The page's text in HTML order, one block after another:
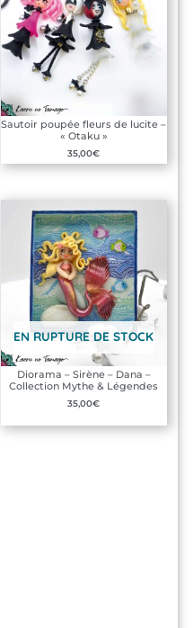
Sautoir poupée fleurs de lucite –
« Otaku »
35,00€
EN RUPTURE DE STOCK
Diorama – Sirène – Dana –
Collection Mythe & Légendes
35,00€